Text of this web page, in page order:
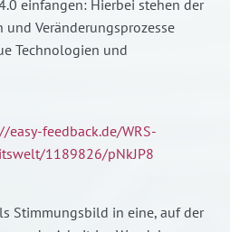
einfangen: Hierbei stehen der
und Veränderungsprozesse
Technologien und
easy-feedback.de/WRS-
1189826/pNkJP8
Stimmungsbild in eine, auf der